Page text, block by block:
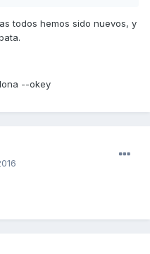
todos hemos sido nuevos, y
--okey